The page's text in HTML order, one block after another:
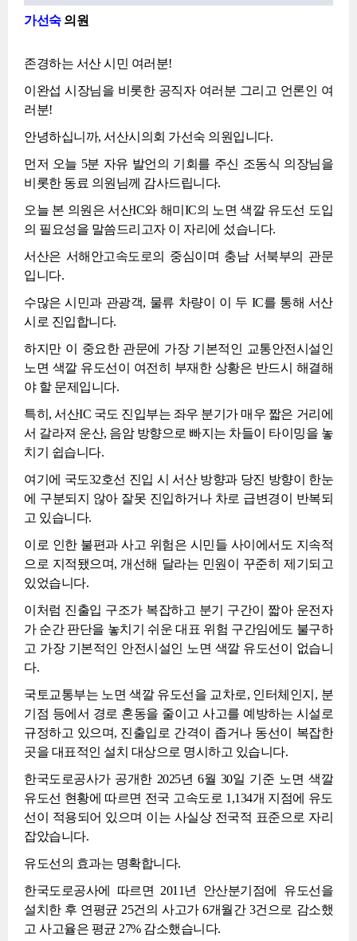
가선숙의원
존경하는 서산 시민 여러분!
이완섭 시장님을 비롯한 공직자 여러분 그리고 언론인 여
러분!
안녕하십니까, 서산시의회 가선숙 의원입니다.
먼저 오늘 5분 자유 발언의 기회를 주신 조동식 의장님을
비롯한 동료 의원님께 감사드립니다.
오늘 본 의원은 서산IC와 해미IC의 노면 색깔 유도선 도입
의 필요성을 말씀드리고자 이 자리에 섰습니다.
서산은 서해안고속도로의 중심이며 충남 서북부의 관문
입니다.
수많은 시민과 관광객, 물류 차량이 이 두 IC를 통해 서산
시로 진입합니다.
하지만 이 중요한 관문에 가장 기본적인 교통안전시설인
노면 색깔 유도선이 여전히 부재한 상황은 반드시 해결해
야 할 문제입니다.
특히, 서산IC 국도 진입부는 좌우 분기가 매우 짧은 거리에
서 갈라져 운산, 음암 방향으로 빠지는 차들이 타이밍을 놓
치기 쉽습니다.
여기에 국도32호선 진입 시 서산 방향과 당진 방향이 한눈
에 구분되지 않아 잘못 진입하거나 차로 급변경이 반복되
고 있습니다.
이로 인한 불편과 사고 위험은 시민들 사이에서도 지속적
으로 지적됐으며, 개선해 달라는 민원이 꾸준히 제기되고
있었습니다.
이처럼 진출입 구조가 복잡하고 분기 구간이 짧아 운전자
가 순간 판단을 놓치기 쉬운 대표 위험 구간임에도 불구하
고 가장 기본적인 안전시설인 노면 색깔 유도선이 없습니
다.
국토교통부는 노면 색깔 유도선을 교차로, 인터체인지, 분
기점 등에서 경로 혼동을 줄이고 사고를 예방하는 시설로
규정하고 있으며, 진출입로 간격이 좁거나 동선이 복잡한
곳을 대표적인 설치 대상으로 명시하고 있습니다.
한국도로공사가 공개한 2025년 6월 30일 기준 노면 색깔
유도선 현황에 따르면 전국 고속도로 1,134개 지점에 유도
선이 적용되어 있으며 이는 사실상 전국적 표준으로 자리
잡았습니다.
유도선의 효과는 명확합니다.
한국도로공사에 따르면 2011년 안산분기점에 유도선을
설치한 후 연평균 25건의 사고가 6개월간 3건으로 감소했
고 사고율은 평균 27% 감소했습니다.